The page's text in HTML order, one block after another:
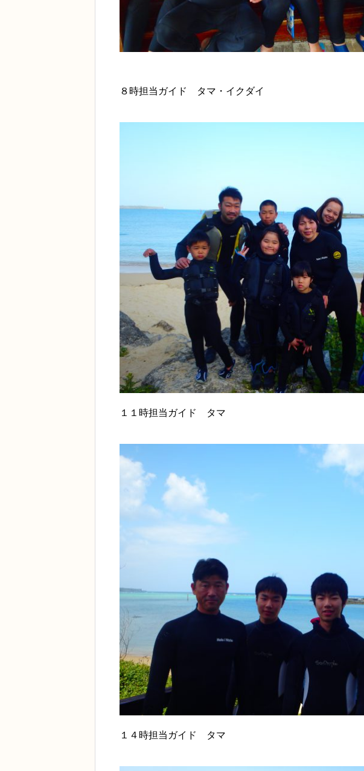
８時担当ガイド タマ・イクダイ
１１時担当ガイド タマ
１４時担当ガイド タマ